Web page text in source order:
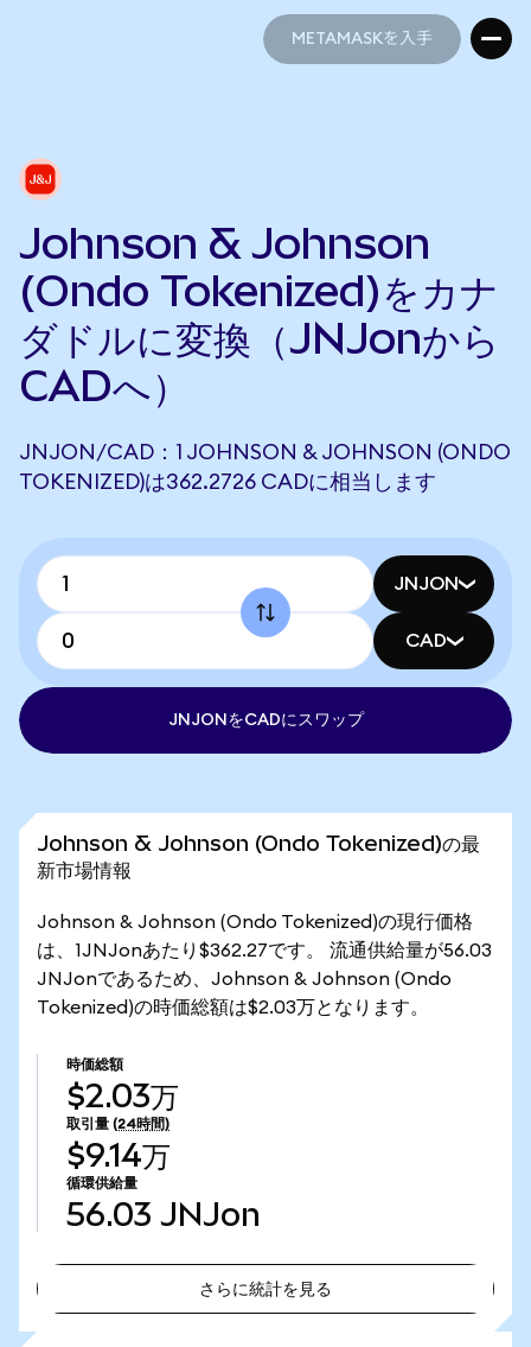
METAMASKを入手
Johnson & Johnson
(Ondo Tokenized)をカナ
ダドルに変換（JNJonから
CADへ）
JNJON/CAD：1 JOHNSON & JOHNSON (ONDO
TOKENIZED)は362.2726 CADに相当します
JNJON
CAD
JNJONをCADにスワップ
Johnson & Johnson (Ondo Tokenized)の最
新市場情報
Johnson & Johnson (Ondo Tokenized)の現行価格
は、1JNJonあたり$362.27です。 流通供給量が56.03
JNJonであるため、Johnson & Johnson (Ondo
Tokenized)の時価総額は$2.03万となります。
時価総額
$2.03万
取引量 (24時間)
$9.14万
循環供給量
56.03 JNJon
さらに統計を見る